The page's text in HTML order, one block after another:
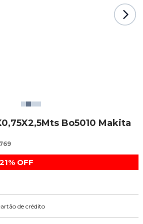
Bo5010 Makita
21% OFF
de crédito